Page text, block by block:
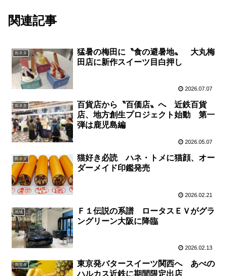
関連記事
街ネタ
猛暑の梅田に〝食の避暑地〟 大丸梅
田店に新作スイーツ目白押し
2026.07.07
街ネタ
百貨店から〝百価店〟へ 近鉄百貨
店、地方創生プロジェクト始動 第一
弾は鹿児島編
2026.05.07
街ネタ
猫好き必読 ハネ・トメに猫顔、オー
ダーメイド印鑑発売
2026.02.21
地域
Ｆ１伝説の系譜 ロータスＥＶがグラ
ングリーン大阪に降臨
2026.02.13
街ネタ
東京発バタースイーツ関西へ あべの
ハルカス近鉄に期間限定出店